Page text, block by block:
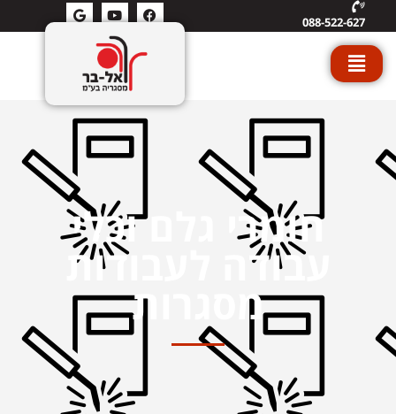
088-522-627
חומרי גלם וכלי
עבודה לעבודות
מסגרות